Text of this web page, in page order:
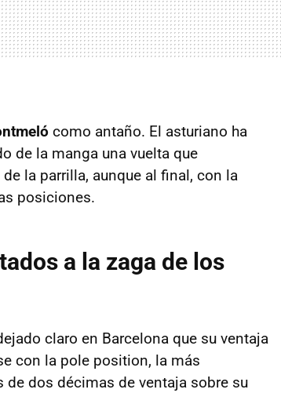
como antaño. El asturiano ha
de la manga una vuelta que
la parrilla, aunque al final, con la
posiciones.
a la zaga de los
claro en Barcelona que su ventaja
con la pole position, la más
dos décimas de ventaja sobre su